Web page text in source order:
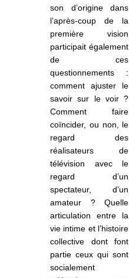
son d’origine dans
l’après-coup de la
première vision
participait également
de ces
questionnements :
comment ajuster le
savoir sur le voir ?
Comment faire
coïncider, ou non, le
regard des
réalisateurs de
télévision avec le
regard d’un
spectateur, d’un
amateur ? Quelle
articulation entre la
vie intime et l’histoire
collective dont font
partie ceux qui sont
socialement